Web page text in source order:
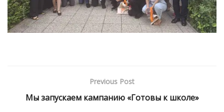
Previous Post
Мы запускаем кампанию «Готовы к школе»